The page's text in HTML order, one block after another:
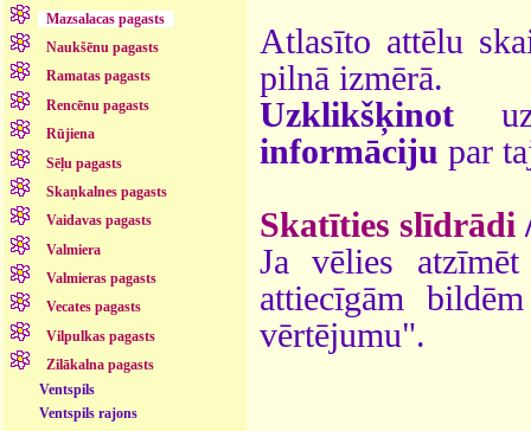
Mazsalacas pagasts
Naukšēnu pagasts
Ramatas pagasts
Rencēnu pagasts
Rūjiena
Sēļu pagasts
Skaņkalnes pagasts
Vaidavas pagasts
Valmiera
Valmieras pagasts
Vecates pagasts
Vilpulkas pagasts
Zilākalna pagasts
Ventspils
Ventspils rajons
Atlasīto attēlu
pilnā izmērā.
Uzklikšķinot
informāciju par
Skatīties slīdrādi
Ja vēlies
attiecīgām
vērtējumu".